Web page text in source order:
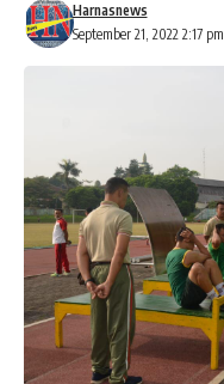
September 21, 2022 2:17 pm
Harnasnews